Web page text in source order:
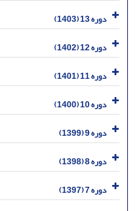
دوره 13 (1403)
دوره 12 (1402)
دوره 11 (1401)
دوره 10 (1400)
دوره 9 (1399)
دوره 8 (1398)
دوره 7 (1397)